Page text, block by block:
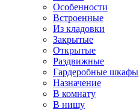
Особенности
Встроенные
Из кладовки
Закрытые
Открытые
Раздвижные
Гардеробные шкафы
Назначение
В комнату
В нишу